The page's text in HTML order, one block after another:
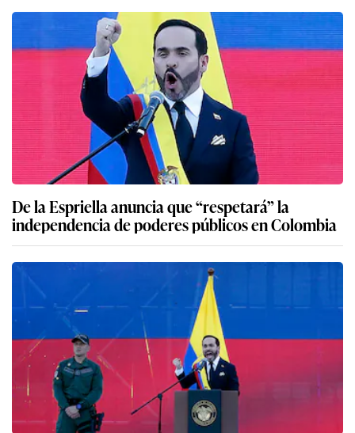
De la Espriella anuncia que “respetará” la
independencia de poderes públicos en Colombia